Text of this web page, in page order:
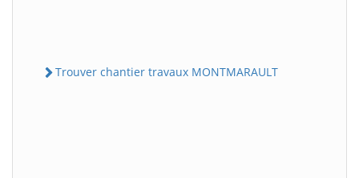
Trouver chantier travaux MONTMARAULT